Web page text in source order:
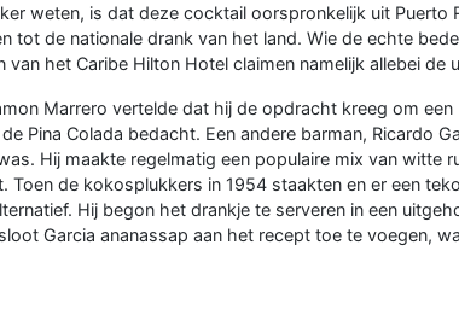
weten, is dat deze cocktail oorspronkelijk uit Puerto
tot de nationale drank van het land. Wie de echte
van het Caribe Hilton Hotel claimen namelijk allebei de
Marrero vertelde dat hij de opdracht kreeg om
Pina Colada bedacht. Een andere barman, Ricardo
Hij maakte regelmatig een populaire mix van witte
Toen de kokosplukkers in 1954 staakten en er een
Hij begon het drankje te serveren in een
Garcia ananassap aan het recept toe te voegen,